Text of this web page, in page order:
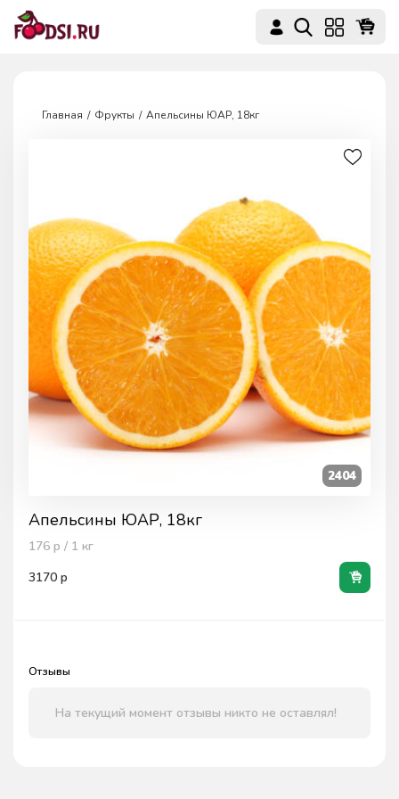
Главная Фрукты Апельсины ЮАР, 18кг
Апельсины ЮАР, 18кг
176 р / 1 кг
3170 р
2404
Отзывы
На текущий момент отзывы никто не оставлял!